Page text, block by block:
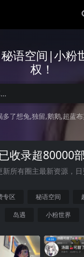
语空间|小粉
权！
多了想兔 独留 鹅鹅 超蓝
收录超80000
新所有圈主最新资源，
专区 秘语空间
岛遇 小粉世界